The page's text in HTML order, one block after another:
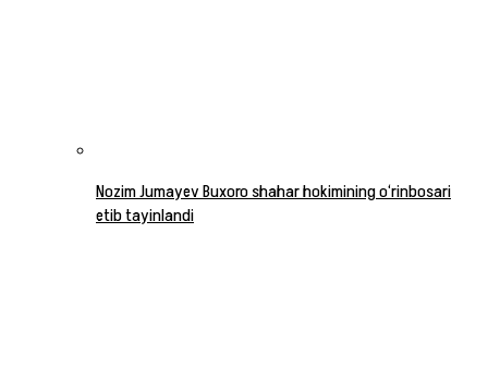
Nozim Jumayev Buxoro shahar hokimining o‘rinbosari
etib tayinlandi